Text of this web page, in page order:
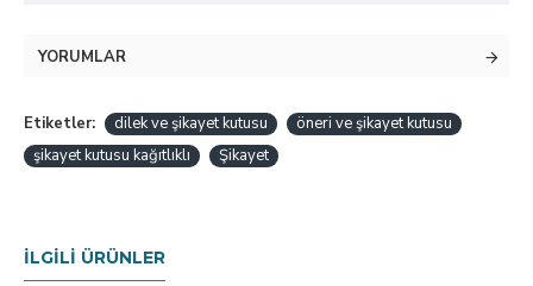
YORUMLAR
Etiketler: dilek ve şikayet kutusu
öneri ve şikayet kutusu
şikayet kutusu kağıtlıklı
Şikayet
İLGILI ÜRÜNLER